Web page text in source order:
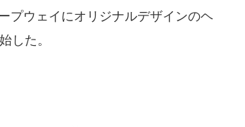
プウェイにオリジナルデザインのヘ
した。